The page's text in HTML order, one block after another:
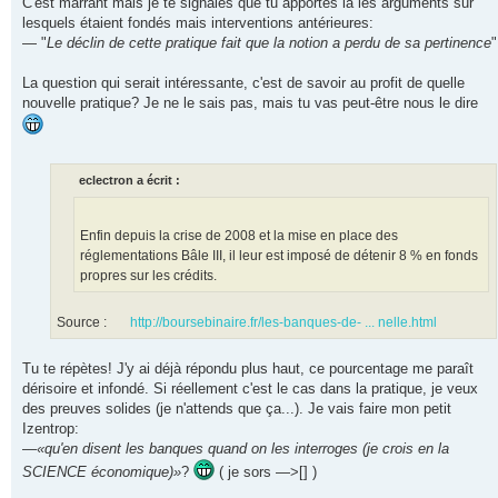
lesquels étaient fondés mais interventions antérieures:
— "Le déclin de cette pratique fait que la notion a perdu de sa pertinence"
La question qui serait intéressante, c'est de savoir au profit de quelle
nouvelle pratique? Je ne le sais pas, mais tu vas peut-être nous le dire
eclectron a écrit :
Enfin depuis la crise de 2008 et la mise en place des
réglementations Bâle III, il leur est imposé de détenir 8 % en fonds
propres sur les crédits.
Source : http://boursebinaire.fr/les-banques-de- ... nelle.html
Tu te répètes! J'y ai déjà répondu plus haut, ce pourcentage me paraît
dérisoire et infondé. Si réellement c'est le cas dans la pratique, je veux
des preuves solides (je n'attends que ça...). Je vais faire mon petit
Izentrop:
—«qu'en disent les banques quand on les interroges (je crois en la
SCIENCE économique)»? ( je sors —>[] )